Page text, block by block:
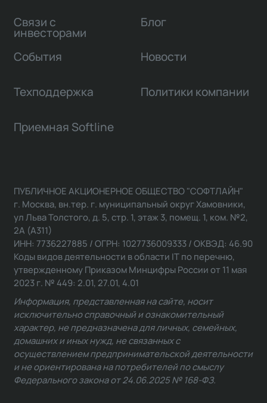
Связи с
инвесторами
Блог
События Новости
Техподдержка Политики компании
Приемная Softline
ПУБЛИЧНОЕ АКЦИОНЕРНОЕ ОБЩЕСТВО "СОФТЛАЙН"
г. Москва, вн.тер. г. муниципальный округ Хамовники,
ул Льва Толстого, д. 5, стр. 1, этаж 3, помещ. 1, ком. №2,
2А (А311)
ИНН: 7736227885 / ОГРН: 1027736009333 / ОКВЭД: 46.90
Коды видов деятельности в области IT по перечню,
утвержденному Приказом Минцифры России от 11 мая
2023 г. № 449: 2.01, 27.01, 4.01
Информация, представленная на сайте, носит
исключительно справочный и ознакомительный
характер, не предназначена для личных, семейных,
домашних и иных нужд, не связанных с
осуществлением предпринимательской деятельности
и не ориентирована на потребителей по смыслу
Федерального закона от 24.06.2025 № 168-ФЗ.